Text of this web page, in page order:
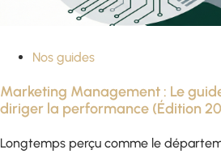
Nos guides
Marketing Management : Le
diriger la performance (Édition
Longtemps perçu comme le